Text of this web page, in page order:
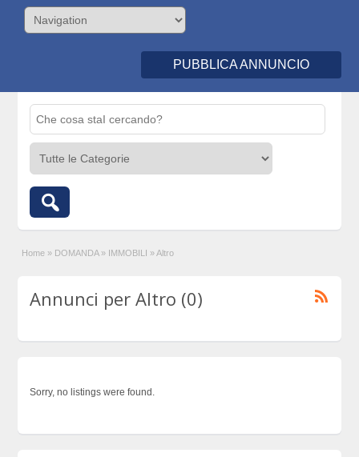
PUBBLICA ANNUNCIO
Home » DOMANDA » IMMOBILI » Altro
Annunci per Altro (0)
Sorry, no listings were found.